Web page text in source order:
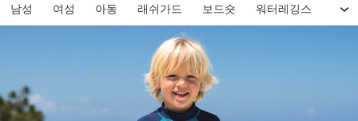
남성 여성 아동 래쉬가드 보드숏 워터레깅스 비
메뉴